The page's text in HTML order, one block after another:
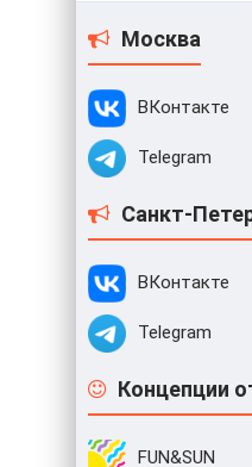
Москва
ВКонтакте
Telegram
Санкт-
ВКонтакте
Telegram
Концепции
FUN&SUN